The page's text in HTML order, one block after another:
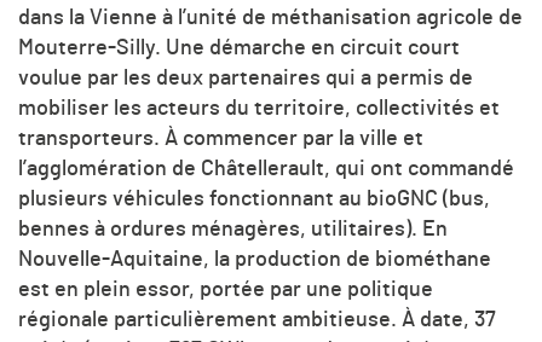
dans la Vienne à l’unité de méthanisation agricole de
Mouterre-Silly. Une démarche en circuit court
voulue par les deux partenaires qui a permis de
mobiliser les acteurs du territoire, collectivités et
transporteurs. À commencer par la ville et
l’agglomération de Châtellerault, qui ont commandé
plusieurs véhicules fonctionnant au bioGNC (bus,
bennes à ordures ménagères, utilitaires). En
Nouvelle-Aquitaine, la production de biométhane
est en plein essor, portée par une politique
régionale particulièrement ambitieuse. À date, 37